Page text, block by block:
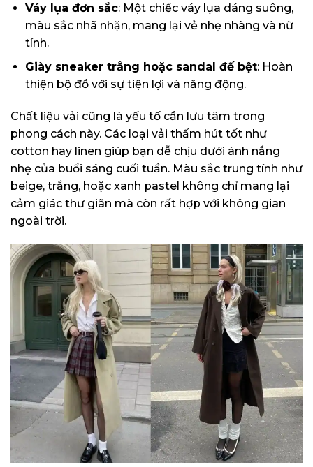
Váy lụa đơn sắc: Một chiếc váy lụa dáng suông,
màu sắc nhã nhặn, mang lại vẻ nhẹ nhàng và nữ
tính.
Giày sneaker trắng hoặc sandal đế bệt: Hoàn
thiện bộ đồ với sự tiện lợi và năng động.
Chất liệu vải cũng là yếu tố cần lưu tâm trong
phong cách này. Các loại vải thấm hút tốt như
cotton hay linen giúp bạn dễ chịu dưới ánh nắng
nhẹ của buổi sáng cuối tuần. Màu sắc trung tính như
beige, trắng, hoặc xanh pastel không chỉ mang lại
cảm giác thư giãn mà còn rất hợp với không gian
ngoài trời.